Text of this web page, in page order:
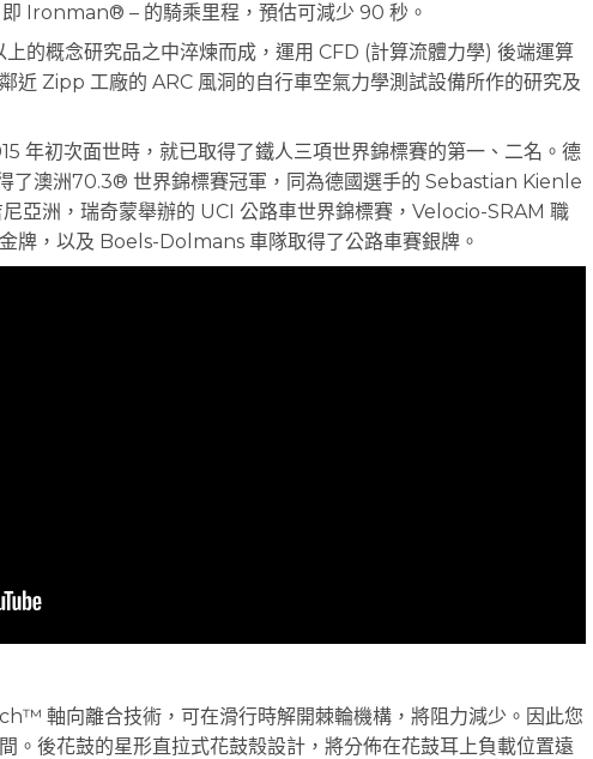
即 Ironman® – 的騎乘里程，預估可減少 90 秒。
的概念研究品之中淬煉而成，運用 CFD (計算流體力學) 後端運算
近 Zipp 工廠的 ARC 風洞的自行車空氣力學測試設備所作的研究及
年初次面世時，就已取得了鐵人三項世界錦標賽的第一、二名。德
了澳洲70.3® 世界錦標賽冠軍，同為德國選手的 Sebastian Kienle
亞洲，瑞奇蒙舉辦的 UCI 公路車世界錦標賽，Velocio-SRAM 職
牌，以及 Boels-Dolmans 車隊取得了公路車賽銀牌。
軸向離合技術，可在滑行時解開棘輪機構，將阻力減少。因此您
。後花鼓的星形直拉式花鼓殼設計，將分佈在花鼓耳上負載位置遠